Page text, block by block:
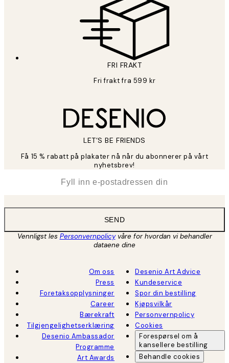
FRI FRAKT
Fri frakt fra 599 kr
LET’S BE FRIENDS
Få 15 % rabatt på plakater nå når du abonnerer på vårt
nyhetsbrev!
SEND
Vennligst les Personvernpolicyvåre for hvordan vi behandler
dataene dine
Om oss
Press
Foretaksopplysninger
Career
Bærekraft
Tilgjengelighetserklæring
Desenio Ambassador
Programme
Art Awards
Desenio Art Advice
Kundeservice
Spor din bestilling
Kjøpsvilkår
Personvernpolicy
Cookies
Forespørsel om å
kansellere bestilling
Behandle cookies